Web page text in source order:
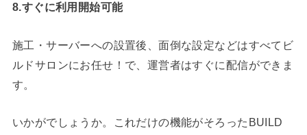
8.すぐに利用開始可能
施工・サーバーへの設置後、面倒な設定などはすべてビ
ルドサロンにお任せ！で、運営者はすぐに配信ができま
す。
いかがでしょうか。これだけの機能がそろったBUILD